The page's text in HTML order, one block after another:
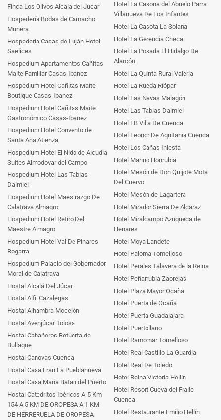
Finca Los Olivos Alcala del Jucar
Hospedería Bodas de Camacho
Munera
Hospedería Casas de Luján Hotel
Saelices
Hospedium Apartamentos Cañitas
Maite Familiar Casas-Ibanez
Hospedium Hotel Cañitas Maite
Boutique Casas-Ibanez
Hospedium Hotel Cañitas Maite
Gastronómico Casas-Ibanez
Hospedium Hotel Convento de
Santa Ana Atienza
Hospedium Hotel El Nido de Alcudia
Suites Almodovar del Campo
Hospedium Hotel Las Tablas
Daimiel
Hospedium Hotel Maestrazgo De
Calatrava Almagro
Hospedium Hotel Retiro Del
Maestre Almagro
Hospedium Hotel Val De Pinares
Bogarra
Hospedium Palacio del Gobernador
Moral de Calatrava
Hostal Alcalá Del Júcar
Hostal Alfil Cazalegas
Hostal Alhambra Mocejón
Hostal Avenjúcar Tolosa
Hostal Cabañeros Retuerta de
Bullaque
Hostal Canovas Cuenca
Hostal Casa Fran La Pueblanueva
Hostal Casa Maria Batan del Puerto
Hostal Catedritos Ibéricos A-5 Km
154 A 5 KM DE OROPESA A 1 KM
DE HERRERUELA DE OROPESA
Hotel La Casona del Abuelo Parra
Villanueva De Los Infantes
Hotel La Casota La Solana
Hotel La Gerencia Checa
Hotel La Posada El Hidalgo De
Alarcón
Hotel La Quinta Rural Valeria
Hotel La Rueda Riópar
Hotel Las Navas Malagón
Hotel Las Tablas Daimiel
Hotel LB Villa De Cuenca
Hotel Leonor De Aquitania Cuenca
Hotel Los Cañas Iniesta
Hotel Marino Honrubia
Hotel Mesón de Don Quijote Mota
Del Cuervo
Hotel Mesón de Lagartera
Hotel Mirador Sierra De Alcaraz
Hotel Miralcampo Azuqueca de
Henares
Hotel Moya Landete
Hotel Paloma Tomelloso
Hotel Perales Talavera de la Reina
Hotel Peñarrubia Zaorejas
Hotel Plaza Mayor Ocaña
Hotel Puerta de Ocaña
Hotel Puerta Guadalajara
Hotel Puertollano
Hotel Ramomar Tomelloso
Hotel Real Castillo La Guardia
Hotel Real De Toledo
Hotel Reina Victoria Hellín
Hotel Resort Cueva del Fraile
Cuenca
Hotel Restaurante Emilio Hellín